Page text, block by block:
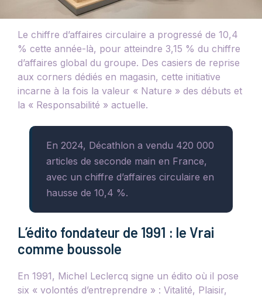
Le chiffre d’affaires circulaire a progressé de 10,4
% cette année-là, pour atteindre 3,15 % du chiffre
d’affaires global du groupe. Des casiers de reprise
aux corners dédiés en magasin, cette initiative
incarne à la fois la valeur « Nature » des débuts et
la « Responsabilité » actuelle.
En 2024, Décathlon a vendu 420 000
articles de seconde main en France,
avec un chiffre d’affaires circulaire en
hausse de 10,4 %.
L’édito fondateur de 1991 : le Vrai
comme boussole
En 1991, Michel Leclercq signe un édito où il pose
six « volontés d’entreprendre » : Vitalité, Plaisir,